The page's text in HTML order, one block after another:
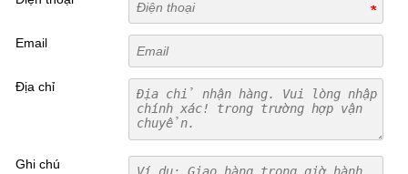
Email
Địa chỉ
Ghi chú